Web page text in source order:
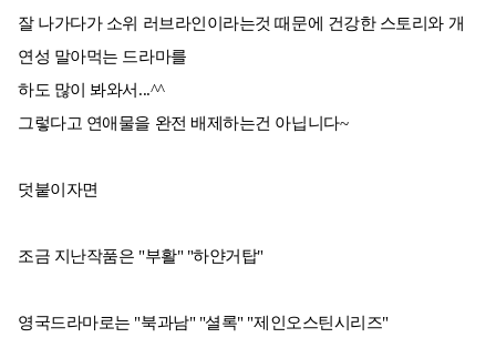
잘 나가다가 소위 러브라인이라는것 때문에 건강한 스토리와 개
연성 말아먹는 드라마를
하도 많이 봐와서...^^
그렇다고 연애물을 완전 배제하는건 아닙니다~
덧붙이자면
조금 지난작품은 "부활" "하얀거탑"
영국드라마로는 "북과남" "셜록" "제인오스틴시리즈"